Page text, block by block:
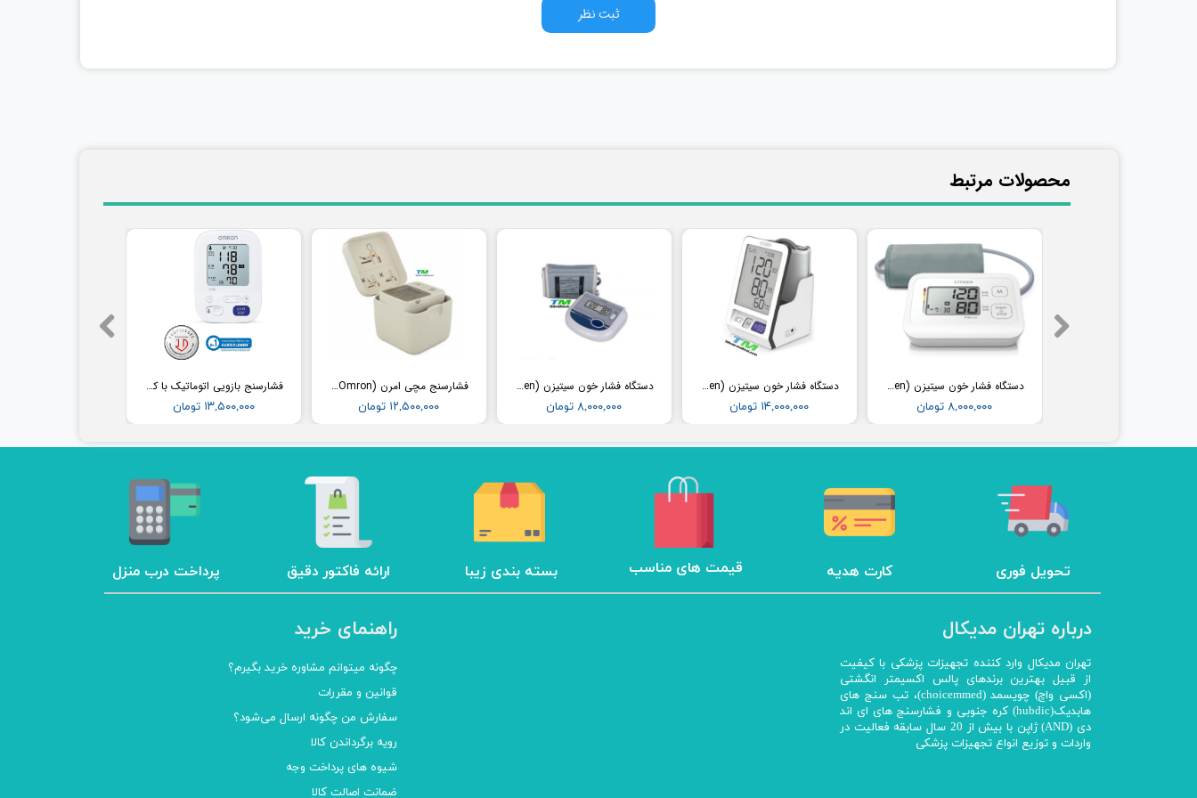
ثبت نظر
فشارسنج بازویی اتوماتیک با کاف پهن امرن (OMRON) مدل M3
۱۳,۵۰۰,۰۰۰ تومان
فشارسنج مچی امرن (Omron) مدل RS2
۱۲,۵۰۰,۰۰۰ تومان
دستگاه فشار خون سیتیزن (Citizen) مدل CH452
۸,۰۰۰,۰۰۰ تومان
دستگاه فشار خون سیتیزن (Citizen) مدل CH456
۱۴,۰۰۰,۰۰۰ تومان
دستگاه فشار خون سیتیزن (Citizen) مدل CH304
۸,۰۰۰,۰۰۰ تومان
​محصولات مرتبط
تحویل فوری کارت هدیه ​قیمت های مناسب بسته بندی زیبا ارائه فاکتور دقیق پرداخت درب منزل
درباره تهران مدیکال
تهران مدیکال وارد کننده تجهیزات پزشکی با کیفیت
از قبیل بهترین برندهای پالس اکسیمتر انگشتی
(اکسی واچ) چویسمد (choicemmed)، تب سنج های
هابدیک(hubdic) کره جنوبی و فشارسنج های ای اند
دی (AND) ژاپن با بیش از 20 سال سابقه فعالیت در
واردات و توزیع انواع تجهیزات پزشکی
راهنمای خرید
چگونه میتوانم مشاوره خرید بگیرم؟
قوانین و مقررات
سفارش من چگونه ارسال می‌شود؟
رویه برگرداندن کالا
شیوه های پرداخت وجه
ضمانت اصالت کالا